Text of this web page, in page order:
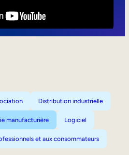
Distribution industrielle
manufacturière Logiciel
et aux consommateurs